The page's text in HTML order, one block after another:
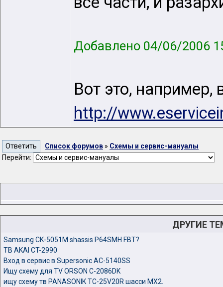
Добавлено 04/06/2006
Вот это, например,
http://
Список форумов » Схемы и сервис-мануалы
Перейти:
ДРУГИЕ
Samsung CK-5051M shassis P64SMH FBT?
TB AKAI CT-2990
Вход в сервис в Supersonic AC-5140SS
Ищу схему для TV ORSON C-2086DK
ищу схему тв PANASONIK TC-25V20R шасси MX2.